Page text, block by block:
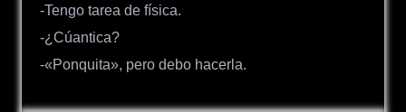
-Tengo tarea de física.
-¿Cúantica?
-«Ponquita», pero debo hacerla.